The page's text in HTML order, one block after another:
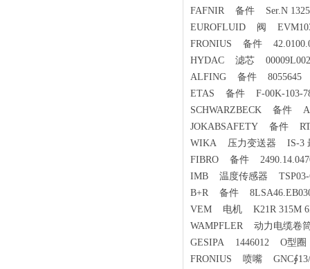
FAFNIR 备件 Ser.N
EUROFLUID 阀
FRONIUS 备件
HYDAC 滤芯
ALFING 备件 8055645
ETAS 备件 F-00K-103-
SCHWARZBECK 备件
JOKABSAFETY 备件
WIKA 压力变送器 IS-3 最
FIBRO 备件
IMB 温度传感器 TSP03-
B+R 备件
VEM 电机 K21R 315M
WAMPFLER 动力电缆卷
GESIPA 1446012 O型圈
FRONIUS 喷嘴 GNC∮13/